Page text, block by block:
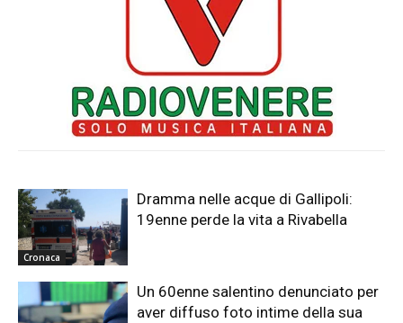
Cronaca
Dramma nelle acque di Gallipoli:
19enne perde la vita a Rivabella
Un 60enne salentino denunciato per
aver diffuso foto intime della sua